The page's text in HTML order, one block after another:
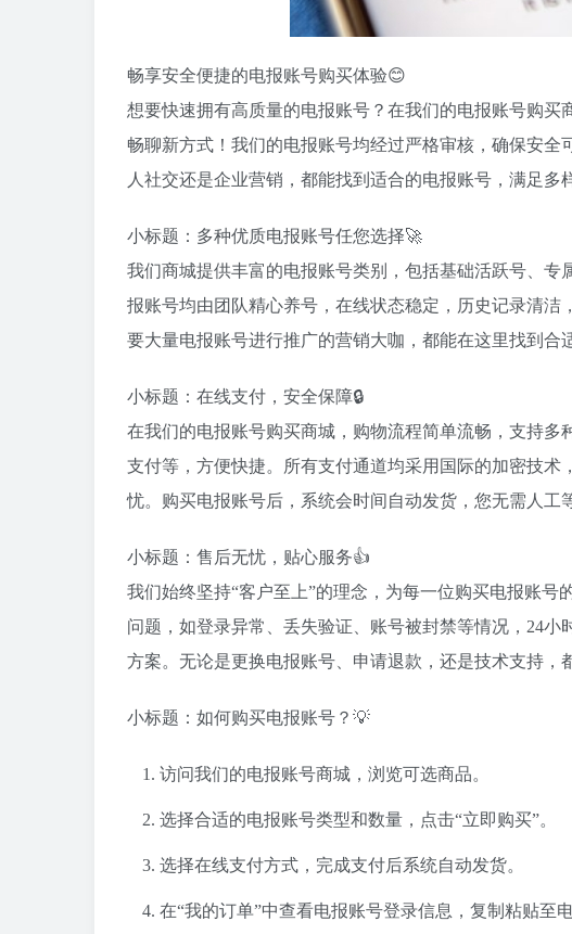
畅享安全便捷的电报账号购买体验😊
想要快速拥有高质量的电报账号？在我们的电报账号购
畅聊新方式！我们的电报账号均经过严格审核，确保安
人社交还是企业营销，都能找到适合的电报账号，满足多
小标题：多种优质电报账号任您选择🚀
我们商城提供丰富的电报账号类别，包括基础活跃号、
报账号均由团队精心养号，在线状态稳定，历史记录清
要大量电报账号进行推广的营销大咖，都能在这里找到合
小标题：在线支付，安全保障🔒
在我们的电报账号购买商城，购物流程简单流畅，支持
支付等，方便快捷。所有支付通道均采用国际的加密技
忧。购买电报账号后，系统会时间自动发货，您无需人工
小标题：售后无忧，贴心服务👍
我们始终坚持“客户至上”的理念，为每一位购买电报账
问题，如登录异常、丢失验证、账号被封禁等情况，24
方案。无论是更换电报账号、申请退款，还是技术支持，
小标题：如何购买电报账号？💡
访问我们的电报账号商城，浏览可选商品。
选择合适的电报账号类型和数量，点击“立即购买”。
选择在线支付方式，完成支付后系统自动发货。
在“我的订单”中查看电报账号登录信息，复制粘贴至